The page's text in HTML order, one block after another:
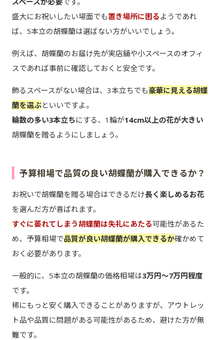
盛大にお祝いしたい場面でも置き場所に困る ようであれ
ば、5本立の胡蝶蘭は選ばない方がいいでしょう。
例えば、胡蝶蘭のお届け先が実店舗や小スペースのオフィ
スであれば事前に確認しておくと安全です。
飾るスペースがない場合は、3本立ちでも豪華に見える胡蝶
蘭を選ぶといいですよ。
輪数の多い3本立ち にする、1輪が14cm以上の花が大きい
胡蝶蘭を贈るようにしましょう。
予算相場で品質の良い胡蝶蘭が購入できるか？
お祝いで胡蝶蘭を贈る場合はできるだけ長く楽しめるお花
を選んだ方が喜ばれます。
すぐに萎れてしまう胡蝶蘭は失礼にあたる可能性があるた
め、予算相場で品質が良い胡蝶蘭が購入できるか確かめて
おく必要があります。
一般的に、5本立の胡蝶蘭の価格相場は3万円～7万円程度
です。
稀にもっと安く購入できることがありますが、アウトレッ
ト品や品質に問題がある可能性があるため、避けた方が無
難です。